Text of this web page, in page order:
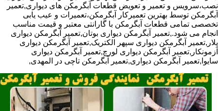
نصب،سرویس و تعمیر و تعویض قطعات آبگرمکن های دیواری,تعمیر
آبگرمکن توسط بهترین تعمیرکار آبگرمکن،تعمیرات و عیب یابی
تخصصی تمامی قطعات آبگرمکن با گارانتی معتبر و قیمت مناسب
انجام می شود.,تعمیر آبگرمکن دیواری بوتان,تعمیر آبگرمکن دیواری
پلار,تعمیر آبگرمکن دیواری سپهر الکتریک,تعمیر آبگرمکن دیواری
آزمونکار,تعمیر آبگرمکن دیواری لورچ,تعمیر آبگرمکن دیواری
سایوا,تعمیر آبگرمکن دیواری,تعمیر آبگرمکن تاچی در المهدی,